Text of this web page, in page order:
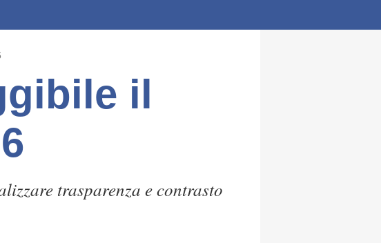
il
trasparenza e contrasto